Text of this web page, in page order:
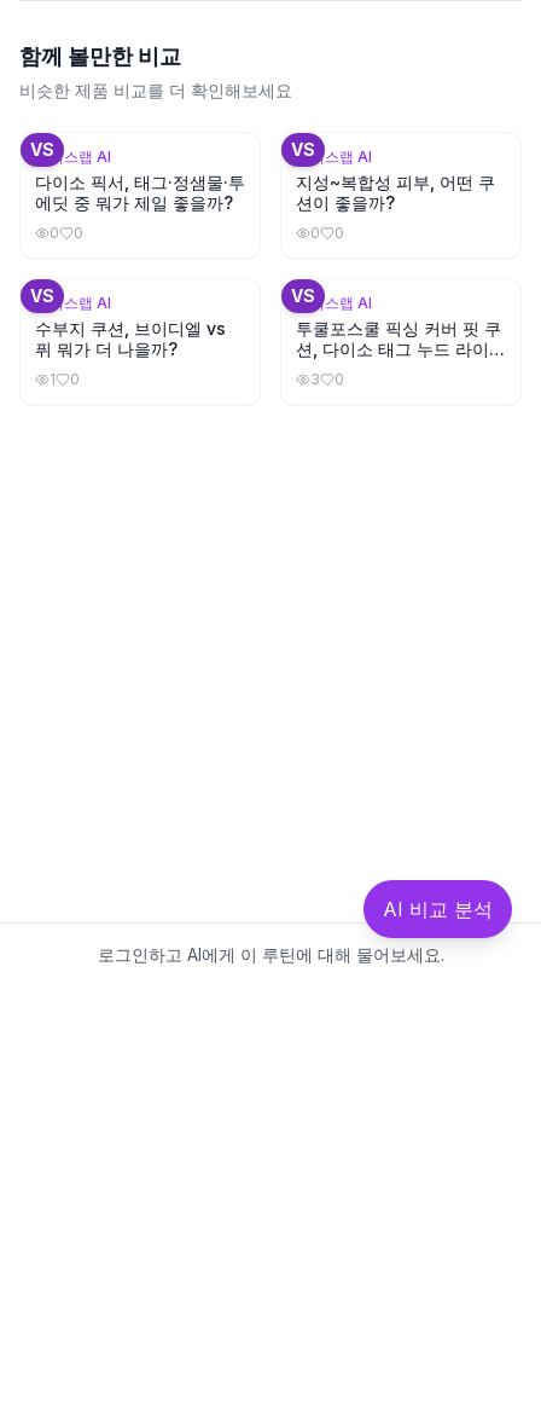
함께 볼만한 비교
비슷한 제품 비교를 더 확인해보세요
VS
뷰틱스랩 AI
다이소 픽서, 태그·정샘물·투
에딧 중 뭐가 제일 좋을까?
0 0
VS
뷰틱스랩 AI
지성~복합성 피부, 어떤 쿠
션이 좋을까?
0 0
VS
뷰틱스랩 AI
수부지 쿠션, 브이디엘 vs
퓌 뭐가 더 나을까?
1 0
VS
뷰틱스랩 AI
투쿨포스쿨 픽싱 커버 핏 쿠
션, 다이소 태그 누드 라이트
와 색상이 비슷할까?
3 0
로그인하고 AI에게 이 루틴에 대해 물어보세요.
AI 비교 분석